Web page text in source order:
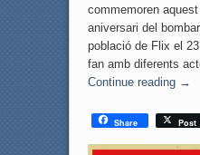
commemoren
aniversari del
població de Flix el
fan amb diferents
Continue reading →
Share Post